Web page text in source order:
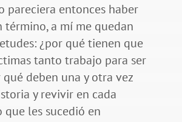
pareciera entonces haber
a mí me quedan
¿por qué tienen que
tanto trabajo para ser
qué deben una y otra vez
y revivir en cada
les sucedió en